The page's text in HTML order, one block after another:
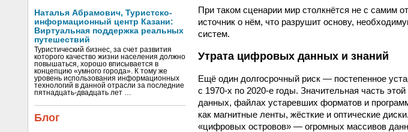
Наталья Абрамович, Туристско-
информационный центр Казани:
Виртуальная поддержка реальных
путешествий
Туристический бизнес, за счет развития
которого качество жизни населения должно
повышаться, хорошо вписывается в
концепцию «умного города». К тому же
уровень использования информационных
технологий в данной отрасли за последние
пятнадцать-двадцать лет …
Блог
При таком сценарии мир столкнётся не с самим
источник о нём, что разрушит основу,
систем.
Утрата цифровых данных и знаний
Ещё один долгосрочный риск — постепенное
с 1970-х по 2020-е годы. Значительная часть
данных, файлах устаревших форматов и
как магнитные ленты, жёсткие и оптические
«цифровых островов» — огромных массивов